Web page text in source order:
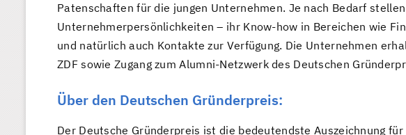
Patenschaften für die jungen Unternehmen. Je nach Bedarf
Unternehmerpersönlichkeiten – ihr Know-how in Bereichen wie
und natürlich auch Kontakte zur Verfügung. Die Unternehmen
ZDF sowie Zugang zum Alumni-Netzwerk des Deutschen
Über den Deutschen Gründerpreis:
Der Deutsche Gründerpreis ist die bedeutendste Auszeichnung